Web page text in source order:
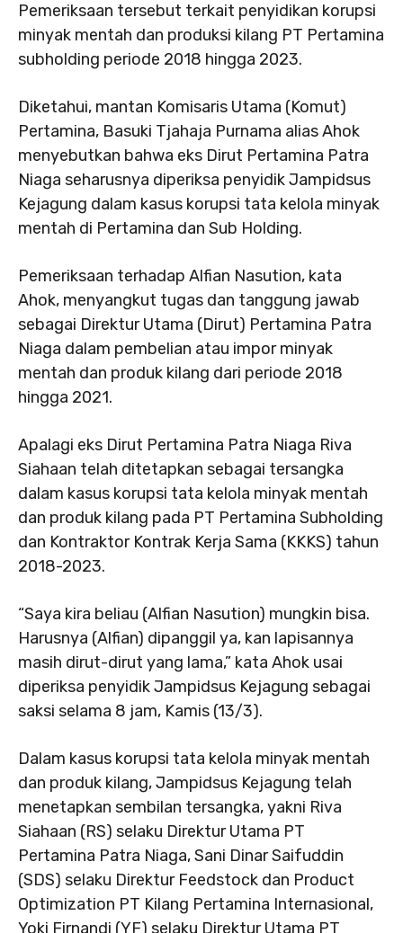
Pemeriksaan tersebut terkait penyidikan korupsi
minyak mentah dan produksi kilang PT Pertamina
subholding periode 2018 hingga 2023.
Diketahui, mantan Komisaris Utama (Komut)
Pertamina, Basuki Tjahaja Purnama alias Ahok
menyebutkan bahwa eks Dirut Pertamina Patra
Niaga seharusnya diperiksa penyidik Jampidsus
Kejagung dalam kasus korupsi tata kelola minyak
mentah di Pertamina dan Sub Holding.
Pemeriksaan terhadap Alfian Nasution, kata
Ahok, menyangkut tugas dan tanggung jawab
sebagai Direktur Utama (Dirut) Pertamina Patra
Niaga dalam pembelian atau impor minyak
mentah dan produk kilang dari periode 2018
hingga 2021.
Apalagi eks Dirut Pertamina Patra Niaga Riva
Siahaan telah ditetapkan sebagai tersangka
dalam kasus korupsi tata kelola minyak mentah
dan produk kilang pada PT Pertamina Subholding
dan Kontraktor Kontrak Kerja Sama (KKKS) tahun
2018-2023.
“Saya kira beliau (Alfian Nasution) mungkin bisa.
Harusnya (Alfian) dipanggil ya, kan lapisannya
masih dirut-dirut yang lama,” kata Ahok usai
diperiksa penyidik Jampidsus Kejagung sebagai
saksi selama 8 jam, Kamis (13/3).
Dalam kasus korupsi tata kelola minyak mentah
dan produk kilang, Jampidsus Kejagung telah
menetapkan sembilan tersangka, yakni Riva
Siahaan (RS) selaku Direktur Utama PT
Pertamina Patra Niaga, Sani Dinar Saifuddin
(SDS) selaku Direktur Feedstock dan Product
Optimization PT Kilang Pertamina Internasional,
Yoki Firnandi (YF) selaku Direktur Utama PT